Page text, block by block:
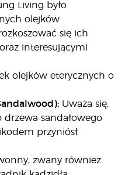
Living było
olejków
się ich
interesującymi
olejków eterycznych o
Uważa się,
sandałowego
przyniósł
zwany również